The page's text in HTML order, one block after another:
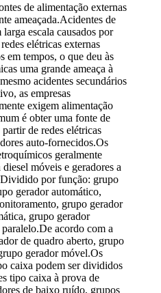
de alimentação externas
ameaçada.Acidentes de
escala causados ​​por
elétricas externas
em tempos, o que deu às
uma grande ameaça à
acidentes secundários
as empresas
exigem alimentação
é obter uma fonte de
de redes elétricas
auto-fornecidos.Os
geralmente
móveis e geradores a
por função: grupo
gerador automático,
grupo gerador
grupo gerador
acordo com a
de quadro aberto, grupo
gerador móvel.Os
caixa podem ser divididos
tipo caixa à prova de
de baixo ruído, grupos